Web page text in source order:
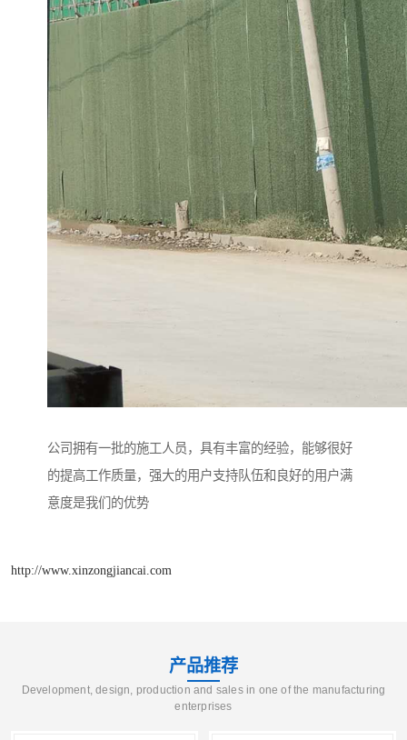
公司拥有一批的施工人员，具有丰富的经验，能够很好
的提高工作质量，强大的用户支持队伍和良好的用户满
意度是我们的优势
http://www.xinzongjiancai.com
产品推荐
Development, design, production and sales in one of the manufacturing
enterprises